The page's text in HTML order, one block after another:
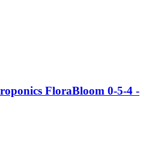
FloraBloom 0-5-4 -